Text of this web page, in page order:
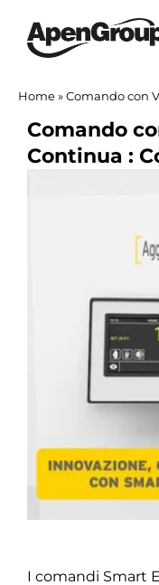
contenuto
Home»Comando con
Comando
Continua :
I comandi Smart